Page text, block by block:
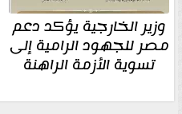
وزير الخارجية يؤكد دعم
مصر للجهود الرامية إلى
تسوية الأزمة الراهنة